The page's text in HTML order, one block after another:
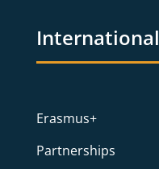
International
Erasmus+
Partnerships